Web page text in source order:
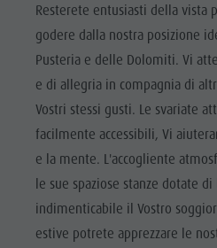
Resterete entusiasti della vista
godere dalla nostra posizione
Pusteria e delle Dolomiti. Vi
e di allegria in compagnia di
Vostri stessi gusti. Le svariate
facilmente accessibili, Vi
e la mente. L'accogliente
le sue spaziose stanze dotate
indimenticabile il Vostro
estive potrete apprezzare le